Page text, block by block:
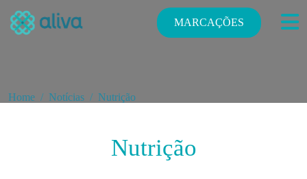
MARCAÇÕES
Home Notícias Nutrição
Nutrição